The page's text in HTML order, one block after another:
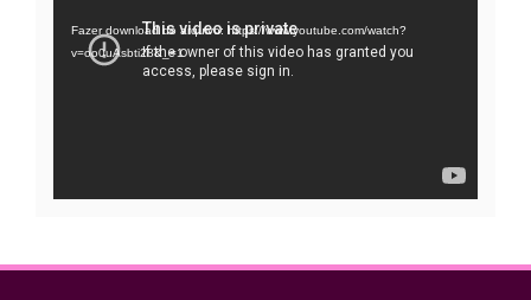
vídeo
Fazer download do arquivo: https://www.youtube.com/watch?
v=oo0uAsbti28&_=1